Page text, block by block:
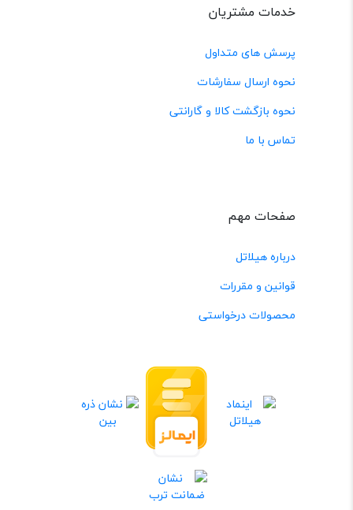
خدمات مشتریان
پرسش های متداول
نحوه ارسال سفارشات
نحوه بازگشت کالا و گارانتی
تماس با ما
صفحات مهم
درباره هیلاتل
قوانین و مقررات
محصولات درخواستی